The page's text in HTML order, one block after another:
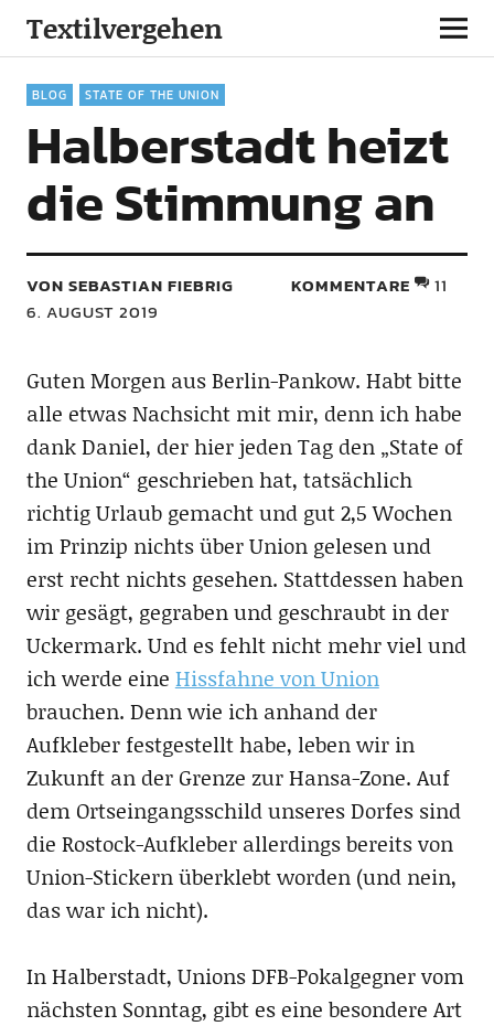
Textilvergehen
BLOG STATE OF THE UNION
Halberstadt heizt
die Stimmung an
VON SEBASTIAN FIEBRIG
6. AUGUST 2019
KOMMENTARE 11
Guten Morgen aus Berlin-Pankow. Habt bitte
alle etwas Nachsicht mit mir, denn ich habe
dank Daniel, der hier jeden Tag den „State of
the Union“ geschrieben hat, tatsächlich
richtig Urlaub gemacht und gut 2,5 Wochen
im Prinzip nichts über Union gelesen und
erst recht nichts gesehen. Stattdessen haben
wir gesägt, gegraben und geschraubt in der
Uckermark. Und es fehlt nicht mehr viel und
ich werde eine Hissfahne von Union
brauchen. Denn wie ich anhand der
Aufkleber festgestellt habe, leben wir in
Zukunft an der Grenze zur Hansa-Zone. Auf
dem Ortseingangsschild unseres Dorfes sind
die Rostock-Aufkleber allerdings bereits von
Union-Stickern überklebt worden (und nein,
das war ich nicht).
In Halberstadt, Unions DFB-Pokalgegner vom
nächsten Sonntag, gibt es eine besondere Art